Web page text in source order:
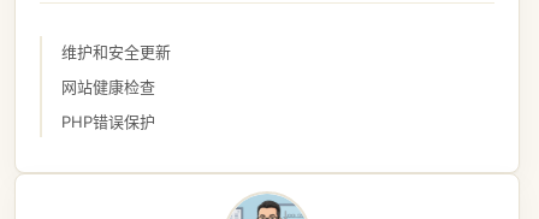
维护和安全更新
网站健康检查
PHP错误保护